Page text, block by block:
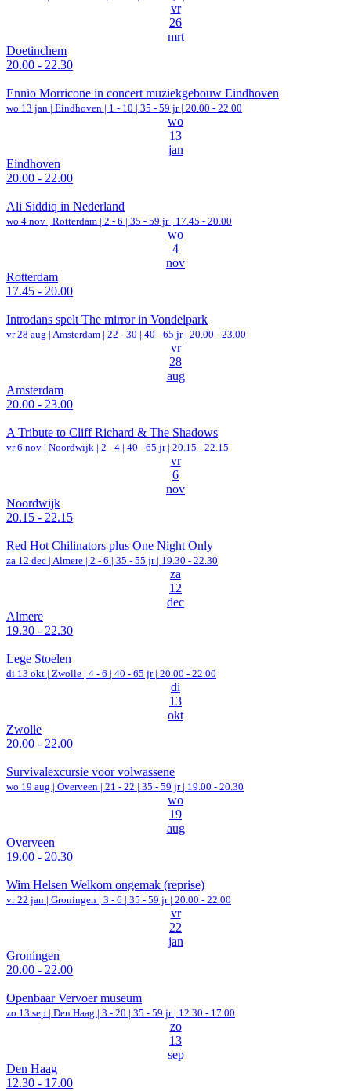
vr
26
mrt
Doetinchem
20.00 - 22.30
Ennio Morricone in concert muziekgebouw Eindhoven
wo 13 jan | Eindhoven | 1 - 10 | 35 - 59 jr | 20.00 - 22.00
wo
13
jan
Eindhoven
20.00 - 22.00
Ali Siddiq in Nederland
wo 4 nov | Rotterdam | 2 - 6 | 35 - 59 jr | 17.45 - 20.00
wo
4
nov
Rotterdam
17.45 - 20.00
Introdans spelt The mirror in Vondelpark
vr 28 aug | Amsterdam | 22 - 30 | 40 - 65 jr | 20.00 - 23.00
vr
28
aug
Amsterdam
20.00 - 23.00
A Tribute to Cliff Richard & The Shadows
vr 6 nov | Noordwijk | 2 - 4 | 40 - 65 jr | 20.15 - 22.15
vr
6
nov
Noordwijk
20.15 - 22.15
Red Hot Chilinators plus One Night Only
za 12 dec | Almere | 2 - 6 | 35 - 55 jr | 19.30 - 22.30
za
12
dec
Almere
19.30 - 22.30
Lege Stoelen
di 13 okt | Zwolle | 4 - 6 | 40 - 65 jr | 20.00 - 22.00
di
13
okt
Zwolle
20.00 - 22.00
Survivalexcursie voor volwassene
wo 19 aug | Overveen | 21 - 22 | 35 - 59 jr | 19.00 - 20.30
wo
19
aug
Overveen
19.00 - 20.30
Wim Helsen Welkom ongemak (reprise)
vr 22 jan | Groningen | 3 - 6 | 35 - 59 jr | 20.00 - 22.00
vr
22
jan
Groningen
20.00 - 22.00
Openbaar Vervoer museum
zo 13 sep | Den Haag | 3 - 20 | 35 - 59 jr | 12.30 - 17.00
zo
13
sep
Den Haag
12.30 - 17.00